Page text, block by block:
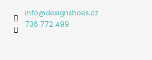
info@designshoes.cz
736 772 499